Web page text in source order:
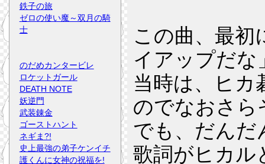
この曲、最初
イアップだな
当時は、ヒカ
のでなおさら
でも、だんだ
歌詞がヒカル
鉄子の旅
ゼロの使い魔～双月の騎
士
のだめカンタービレ
ロケットガール
DEATH NOTE
妖逆門
武装錬金
ゴーストハント
ネギま?!
史上最強の弟子ケンイチ
護くんに女神の祝福を!